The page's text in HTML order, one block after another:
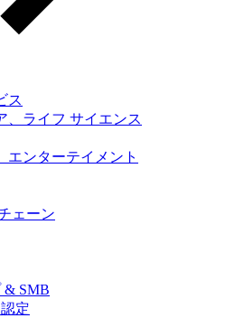
ス
、ライフ サイエンス
エンターテイメント
ェーン
& SMB
定